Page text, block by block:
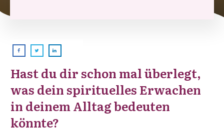
Hast du dir schon mal überlegt,
was dein spirituelles Erwachen
in deinem Alltag bedeuten
könnte?